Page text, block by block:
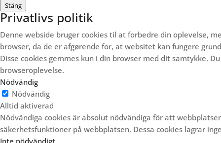
Stäng
Privatlivs politik
Denne webside bruger cookies til at forbedre din oplevelse,
browser, da de er afgørende for, at websitet kan fungere
Disse cookies gemmes kun i din browser med dit samtykke.
browseroplevelse.
Nödvändig
Nödvändig
Alltid aktiverad
Nödvändiga cookies är absolut nödvändiga för att
säkerhetsfunktioner på webbplatsen. Dessa cookies lagrar
Inte nödvändigt